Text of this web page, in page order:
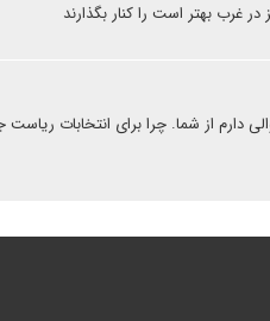
غرب بهتر است را کنار بگذارند
دارم از شما. چرا برای انتخابات ریاست